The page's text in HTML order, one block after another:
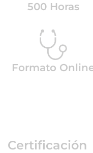
500 Horas
Formato
Certificación